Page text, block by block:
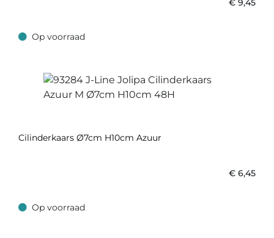
Op voorraad
Op voorraad
Cilinderkaars Ø7cm H10cm Azuur
€ 6,45
Op voorraad
Op voorraad